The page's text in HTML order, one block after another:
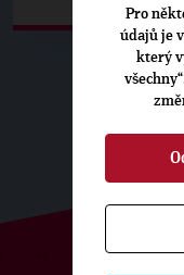
Pro
údajů je
který